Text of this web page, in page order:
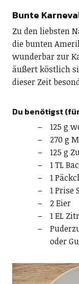
Bunte
Zu den liebsten
die bunten
wunderbar zur
äußert köstlich
dieser Zeit
Du benötigst
125 g
270 g
125 g
1 TL
1
1 Prise
2 Eier
1 EL
oder